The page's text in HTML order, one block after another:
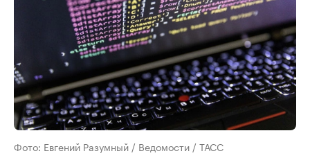
Фото: Евгений Разумный / Ведомости / ТАСС